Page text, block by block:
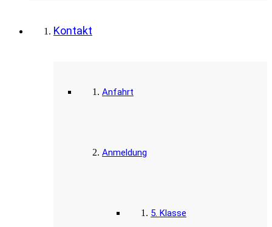
Kontakt
Anfahrt
Anmeldung
5. Klasse